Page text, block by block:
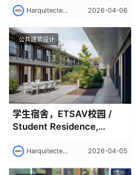
Harquitectes 建筑师事务所｜Harquitectes 2026-04-06
公共建筑设计
学生宿舍，ETSAV校园 /
Student Residence,
HArquitectes
Harquitectes 建筑师事务所｜Harquitectes 2026-04-05